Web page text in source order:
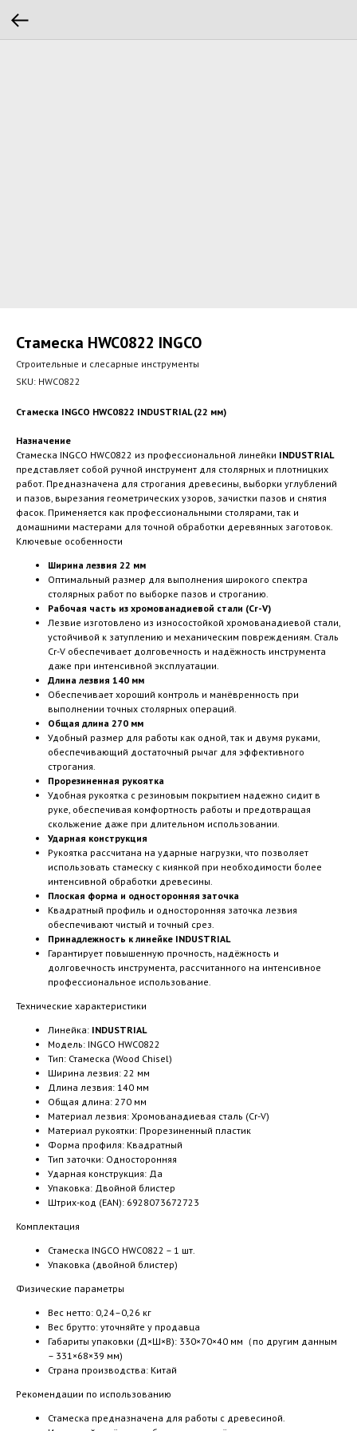
Стамеска HWC0822 INGCO
Строительные и слесарные инструменты
SKU: HWC0822
Стамеска INGCO HWC0822 INDUSTRIAL (22 мм)
Назначение
Стамеска INGCO HWC0822 из профессиональной линейки INDUSTRIAL
представляет собой ручной инструмент для столярных и плотницких
работ. Предназначена для строгания древесины, выборки углублений
и пазов, вырезания геометрических узоров, зачистки пазов и снятия
фасок. Применяется как профессиональными столярами, так и
домашними мастерами для точной обработки деревянных заготовок.
Ключевые особенности
Ширина лезвия 22 мм
Оптимальный размер для выполнения широкого спектра
столярных работ по выборке пазов и строганию.
Рабочая часть из хромованадиевой стали (Cr-V)
Лезвие изготовлено из износостойкой хромованадиевой стали,
устойчивой к затуплению и механическим повреждениям. Сталь
Cr-V обеспечивает долговечность и надёжность инструмента
даже при интенсивной эксплуатации.
Длина лезвия 140 мм
Обеспечивает хороший контроль и манёвренность при
выполнении точных столярных операций.
Общая длина 270 мм
Удобный размер для работы как одной, так и двумя руками,
обеспечивающий достаточный рычаг для эффективного
строгания.
Прорезиненная рукоятка
Удобная рукоятка с резиновым покрытием надежно сидит в
руке, обеспечивая комфортность работы и предотвращая
скольжение даже при длительном использовании.
Ударная конструкция
Рукоятка рассчитана на ударные нагрузки, что позволяет
использовать стамеску с киянкой при необходимости более
интенсивной обработки древесины.
Плоская форма и односторонняя заточка
Квадратный профиль и односторонняя заточка лезвия
обеспечивают чистый и точный срез.
Принадлежность к линейке INDUSTRIAL
Гарантирует повышенную прочность, надёжность и
долговечность инструмента, рассчитанного на интенсивное
профессиональное использование.
Технические характеристики
Линейка: INDUSTRIAL
Модель: INGCO HWC0822
Тип: Стамеска (Wood Chisel)
Ширина лезвия: 22 мм
Длина лезвия: 140 мм
Общая длина: 270 мм
Материал лезвия: Хромованадиевая сталь (Cr-V)
Материал рукоятки: Прорезиненный пластик
Форма профиля: Квадратный
Тип заточки: Односторонняя
Ударная конструкция: Да
Упаковка: Двойной блистер
Штрих-код (EAN): 6928073672723
Комплектация
Стамеска INGCO HWC0822 – 1 шт.
Упаковка (двойной блистер)
Физические параметры
Вес нетто: 0,24–0,26 кг
Вес брутто: уточняйте у продавца
Габариты упаковки (Д×Ш×В): 330×70×40 мм（по другим данным
– 331×68×39 мм)
Страна производства: Китай
Рекомендации по использованию
Стамеска предназначена для работы с древесиной.